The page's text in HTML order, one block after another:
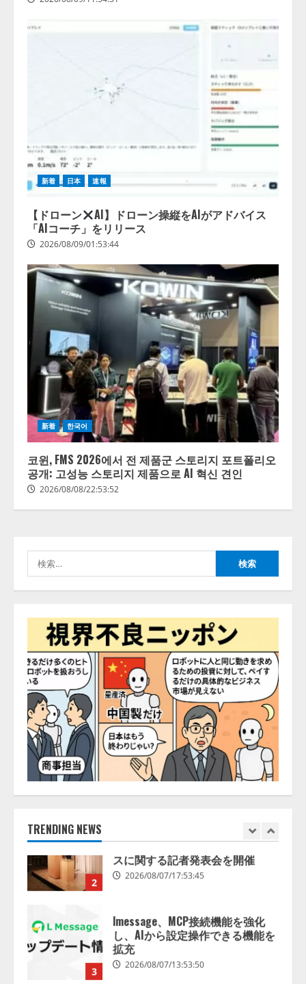
新着 日本 速報
【ドローン
AI】ドローン操縦をAIがアドバイス
「AIコーチ」をリリース
2026/08/09/01:53:44
新着 한국어
코윈, FMS 2026에서 전 제품군 스토리지 포트폴리오
공개: 고성능 스토리지 제품으로 AI 혁신 견인
2026/08/08/22:53:52
索:
TRENDING NEWS
2
【開催報告】次世代AIプラットフ
ォーム「TAIZA」および新サービ
スに関する記者発表会を開催
2026/08/07/17:53:45
3
lmessage、MCP接続機能を強化
し、AIから設定操作できる機能を
拡充
2026/08/07/13:53:50
【2026年企業のAI導入・活用に関
業の68.0％が、自社でのAI導入・
活用は「上手くいっている」と回
答
2026/08/07/13:53:50
5
ナレッジワーク、AIエンジニア油
スAIエージェントOS」「営業領域
の業界特化LLM」の開発とAI研究
開発をリード
2026/08/07/10:54:31
1
【ドローン
AI】ドローン操縦を
AIがアドバイス「AIコーチ」をリ
リース
2026/08/09/01:53:44
2
【開催報告】次世代AIプラットフ
ォーム「TAIZA」および新サービ
3
lmessage、MCP接続機能を強化
し、AIから設定操作できる機能を
2026/08/07/13:53:50
【2026年企業のAI導入・活用に関
する調査】AIを組織として導入で